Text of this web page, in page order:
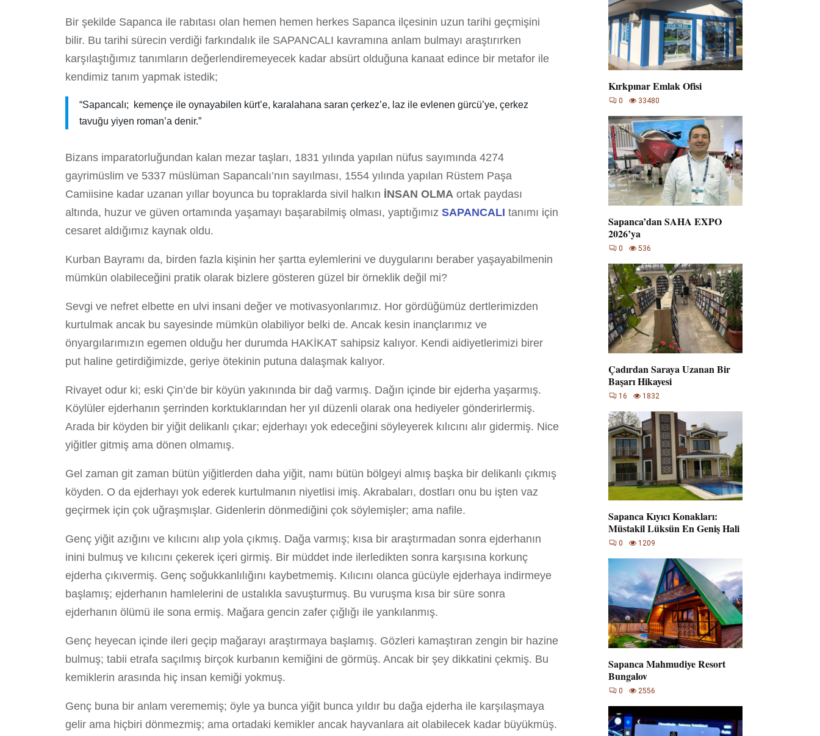
Bir şekilde Sapanca ile rabıtası olan hemen hemen herkes Sapanca ilçesinin uzun tarihi geçmişini
bilir. Bu tarihi sürecin verdiği farkındalık ile SAPANCALI kavramına anlam bulmayı araştırırken
karşılaştığımız tanımların değerlendiremeyecek kadar absürt olduğuna kanaat edince bir metafor ile
kendimiz tanım yapmak istedik;
“Sapancalı; kemençe ile oynayabilen kürt’e, karalahana saran çerkez’e, laz ile evlenen gürcü’ye, çerkez
tavuğu yiyen roman’a denir.”
Bizans imparatorluğundan kalan mezar taşları, 1831 yılında yapılan nüfus sayımında 4274
gayrimüslim ve 5337 müslüman Sapancalı’nın sayılması, 1554 yılında yapılan Rüstem Paşa
Camiisine kadar uzanan yıllar boyunca bu topraklarda sivil halkın İNSAN OLMA ortak paydası
altında, huzur ve güven ortamında yaşamayı başarabilmiş olması, yaptığımız SAPANCALI tanımı için
cesaret aldığımız kaynak oldu.
Kurban Bayramı da, birden fazla kişinin her şartta eylemlerini ve duygularını beraber yaşayabilmenin
mümkün olabileceğini pratik olarak bizlere gösteren güzel bir örneklik değil mi?
Sevgi ve nefret elbette en ulvi insani değer ve motivasyonlarımız. Hor gördüğümüz dertlerimizden
kurtulmak ancak bu sayesinde mümkün olabiliyor belki de. Ancak kesin inançlarımız ve
önyargılarımızın egemen olduğu her durumda HAKİKAT sahipsiz kalıyor. Kendi aidiyetlerimizi birer
put haline getirdiğimizde, geriye ötekinin putuna dalaşmak kalıyor.
Rivayet odur ki; eski Çin’de bir köyün yakınında bir dağ varmış. Dağın içinde bir ejderha yaşarmış.
Köylüler ejderhanın şerrinden korktuklarından her yıl düzenli olarak ona hediyeler gönderirlermiş.
Arada bir köyden bir yiğit delikanlı çıkar; ejderhayı yok edeceğini söyleyerek kılıcını alır gidermiş. Nice
yiğitler gitmiş ama dönen olmamış.
Gel zaman git zaman bütün yiğitlerden daha yiğit, namı bütün bölgeyi almış başka bir delikanlı çıkmış
köyden. O da ejderhayı yok ederek kurtulmanın niyetlisi imiş. Akrabaları, dostları onu bu işten vaz
geçirmek için çok uğraşmışlar. Gidenlerin dönmediğini çok söylemişler; ama nafile.
Genç yiğit azığını ve kılıcını alıp yola çıkmış. Dağa varmış; kısa bir araştırmadan sonra ejderhanın
inini bulmuş ve kılıcını çekerek içeri girmiş. Bir müddet inde ilerledikten sonra karşısına korkunç
ejderha çıkıvermiş. Genç soğukkanlılığını kaybetmemiş. Kılıcını olanca gücüyle ejderhaya indirmeye
başlamış; ejderhanın hamlelerini de ustalıkla savuşturmuş. Bu vuruşma kısa bir süre sonra
ejderhanın ölümü ile sona ermiş. Mağara gencin zafer çığlığı ile yankılanmış.
Genç heyecan içinde ileri geçip mağarayı araştırmaya başlamış. Gözleri kamaştıran zengin bir hazine
bulmuş; tabii etrafa saçılmış birçok kurbanın kemiğini de görmüş. Ancak bir şey dikkatini çekmiş. Bu
kemiklerin arasında hiç insan kemiği yokmuş.
Genç buna bir anlam verememiş; öyle ya bunca yiğit bunca yıldır bu dağa ejderha ile karşılaşmaya
gelir ama hiçbiri dönmezmiş; ama ortadaki kemikler ancak hayvanlara ait olabilecek kadar büyükmüş.
Kırkpınar Emlak Ofisi
0 33480
Sapanca’dan SAHA EXPO
2026’ya
0 536
Çadırdan Saraya Uzanan Bir
Başarı Hikayesi
16 1832
Sapanca Kıyıcı Konakları:
Müstakil Lüksün En Geniş Hali
0 1209
Sapanca Mahmudiye Resort
Bungalov
0 2556